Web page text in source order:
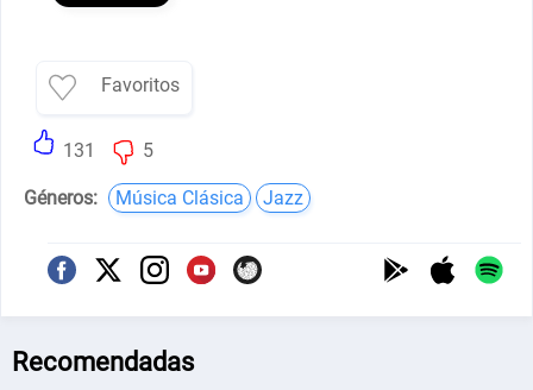
Favoritos
131 5
Géneros: Música Clásica Jazz
Recomendadas